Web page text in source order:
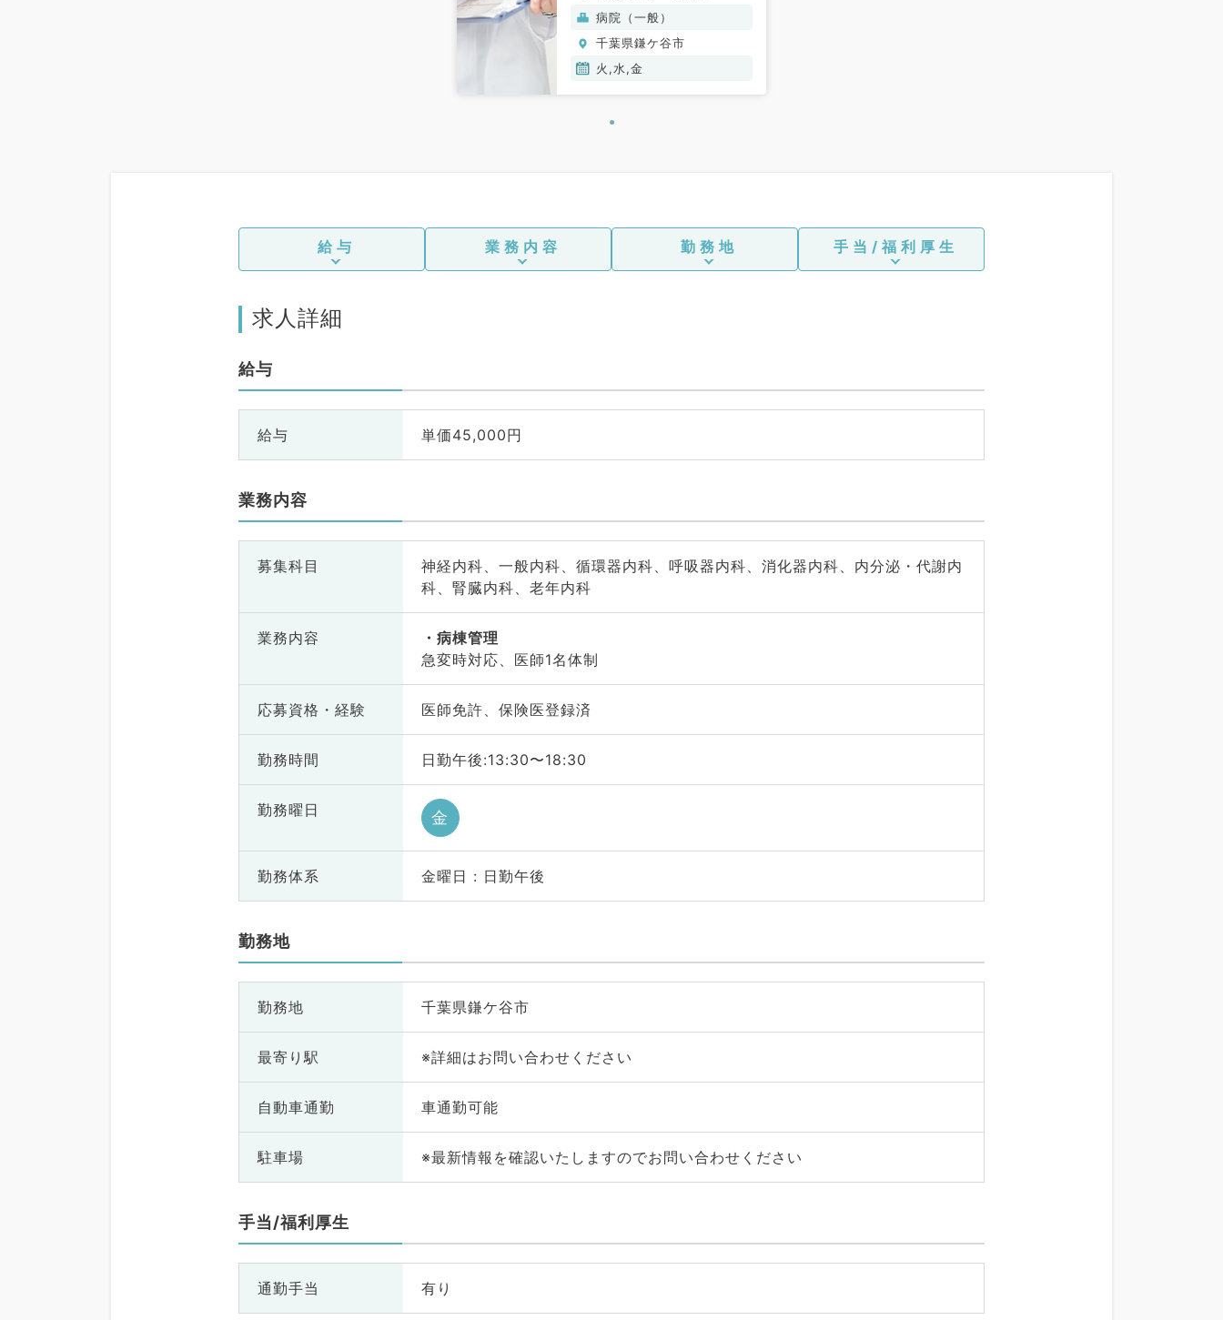
病院（一般）
千葉県鎌ケ谷市
火,水,金
給与 業務内容 勤務地 手当/福利厚生
求人詳細
給与
給与 単価45,000円
業務内容
募集科目
神経内科、一般内科、循環器内科、呼吸器内科、消化器内科、内分泌・代謝内
科、腎臓内科、老年内科
業務内容
病棟管理
急変時対応、医師1名体制
応募資格・ 経験 医師免許、保険医登録済
勤務時間 日勤午後:13:30〜18:30
勤務曜日 金
勤務体系 金曜日 : 日勤午後
勤務地
勤務地 千葉県鎌ケ谷市
最寄り駅 ※詳細はお問い合わせください
自動車通勤 車通勤可能
駐車場 ※最新情報を確認いたしますのでお問い合わせください
手当/福利厚生
通勤手当 有り